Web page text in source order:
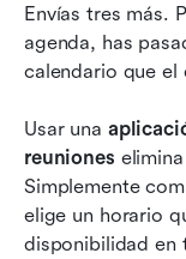
Envías tres más.
agenda, has
calendario que el
Usar una
reuniones
Simplemente
elige un horario
disponibilidad en
Cómo elegir
salas de
Preguntas
Lectura